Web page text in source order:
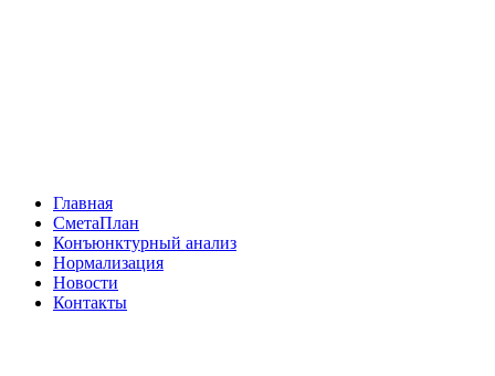
Главная
СметаПлан
Конъюнктурный анализ
Нормализация
Новости
Контакты